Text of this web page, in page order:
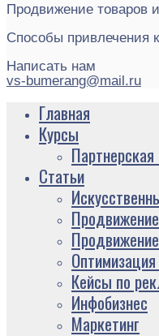
Продвижение товаров
Способы привлечения
Написать нам
vs-bumerang@mail.ru
Главная
Курсы
Статьи
Кейсы по
Инфобизнес
Маркетинг